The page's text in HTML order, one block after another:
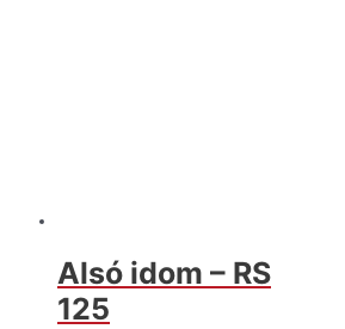
Alsó idom – RS
125